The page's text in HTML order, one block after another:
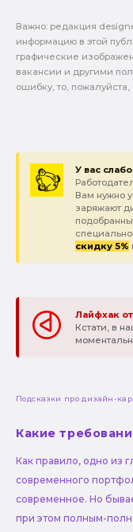
Важно: pедакция
информацию в этой
графические
вакансии и другими
ошибку, то, пожалуйста,
У вас
Вам нужно
заряжают
скидку 5%
Лайфхак
Кстати, в
Подсказки про дизайн-
Какие
Как правило, одно из
современного
современное. Но
при этом полным-